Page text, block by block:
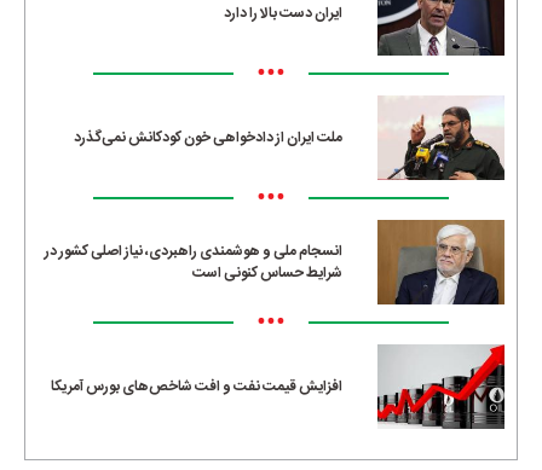
ایران دست بالا را دارد
•••
ملت ایران از دادخواهی خون کودکانش نمی‌گذرد
•••
انسجام ملی و هوشمندی راهبردی، نیاز اصلی کشور در
شرایط حساس کنونی است
•••
افزایش قیمت نفت و افت شاخص‌های بورس آمریکا